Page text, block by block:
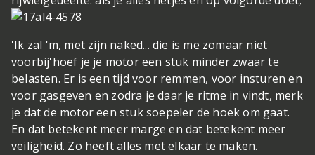
'Ik zal 'm, met zijn naked... die is me zomaar niet
voorbij'hoef je je motor een stuk minder zwaar te
belasten. Er is een tijd voor remmen, voor insturen en
voor gasgeven en zodra je daar je ritme in vindt, merk
je dat de motor een stuk soepeler de hoek om gaat.
En dat betekent meer marge en dat betekent meer
veiligheid. Zo heeft alles met elkaar te maken.